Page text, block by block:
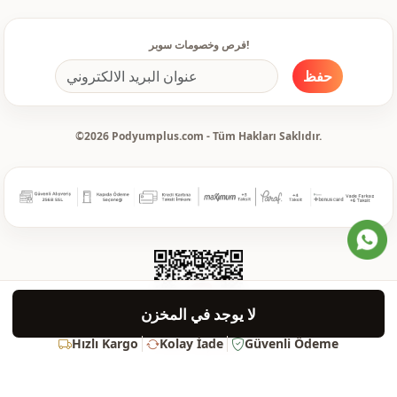
لا يوجد في المخزن
Hızlı Kargo Kolay İade Güvenli Ödeme
فرص وخصومات سوبر!
حفظ
©2026 Podyumplus.com - Tüm Hakları Saklıdır.